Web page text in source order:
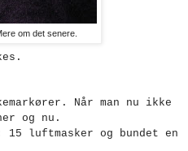
om det senere.
Når man nu ikke
og nu.
luftmasker og bundet en